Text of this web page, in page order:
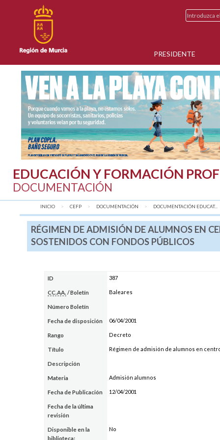
PRESIDENTE
EDUCACIÓN Y FORMACIÓN
DOCUMENTACIÓN
INICIO CEFP DOCUMENTACIÓN DOCUMENTACIÓN EDUCAT...
RÉGIMEN DE ADMISIÓN DE ALUMNOS EN
SOSTENIDOS CON FONDOS PÚBLICOS
ID 387
CC.AA. / Boletín Baleares
Número Boletín
Fecha de disposición 06/04/2001
Rango Decreto
Título Régimen de admisión de alumnos en
Descripción
Materia Admisión alumnos
Fecha de Publicación 12/04/2001
Fecha de la última
revisión
Disponible en la
biblioteca:
No